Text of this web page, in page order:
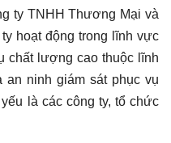
ty TNHH Thương Mại và
hoạt động trong lĩnh vực
chất lượng cao thuộc lĩnh
ninh giám sát phục vụ
là các công ty, tổ chức